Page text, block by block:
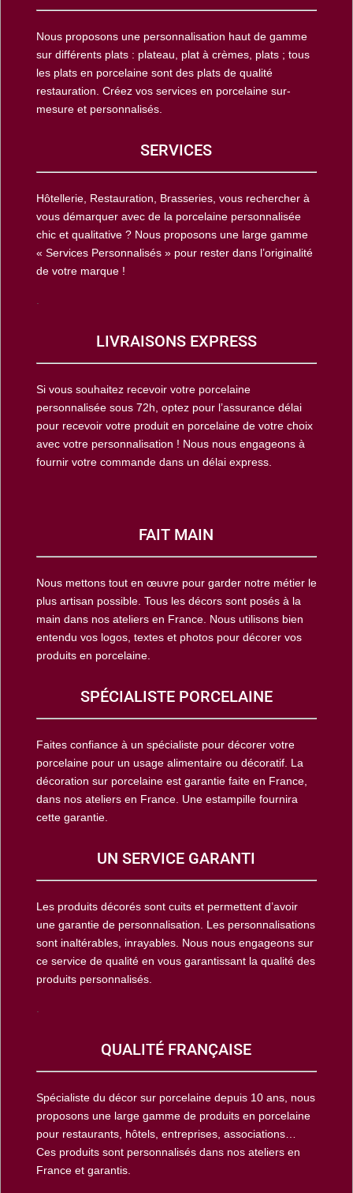
Nous proposons une personnalisation haut de gamme
sur différents plats : plateau, plat à crèmes, plats ; tous
les plats en porcelaine sont des plats de qualité
restauration. Créez vos services en porcelaine sur-
mesure et personnalisés.
SERVICES
Hôtellerie, Restauration, Brasseries, vous rechercher à
vous démarquer avec de la porcelaine personnalisée
chic et qualitative ? Nous proposons une large gamme
« Services Personnalisés » pour rester dans l’originalité
de votre marque !
LIVRAISONS EXPRESS
Si vous souhaitez recevoir votre porcelaine
personnalisée sous 72h, optez pour l’assurance délai
pour recevoir votre produit en porcelaine de votre choix
avec votre personnalisation ! Nous nous engageons à
fournir votre commande dans un délai express.
FAIT MAIN
Nous mettons tout en œuvre pour garder notre métier le
plus artisan possible. Tous les décors sont posés à la
main dans nos ateliers en France. Nous utilisons bien
entendu vos logos, textes et photos pour décorer vos
produits en porcelaine.
SPÉCIALISTE PORCELAINE
Faites confiance à un spécialiste pour décorer votre
porcelaine pour un usage alimentaire ou décoratif. La
décoration sur porcelaine est garantie faite en France,
dans nos ateliers en France. Une estampille fournira
cette garantie.
UN SERVICE GARANTI
Les produits décorés sont cuits et permettent d’avoir
une garantie de personnalisation. Les personnalisations
sont inaltérables, inrayables. Nous nous engageons sur
ce service de qualité en vous garantissant la qualité des
produits personnalisés.
QUALITÉ FRANÇAISE
Spécialiste du décor sur porcelaine depuis 10 ans, nous
proposons une large gamme de produits en porcelaine
pour restaurants, hôtels, entreprises, associations…
Ces produits sont personnalisés dans nos ateliers en
France et garantis.